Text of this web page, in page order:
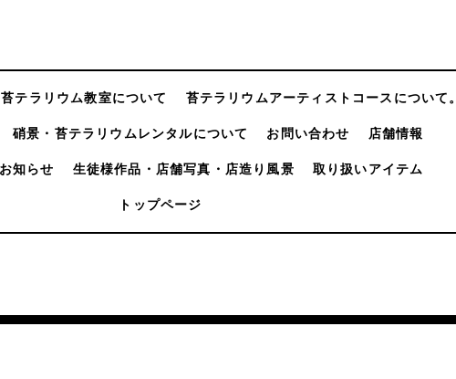
テラリウム教室について 苔テラリウムアーティストコースについて。
硝景・苔テラリウムレンタルについて お問い合わせ 店舗情報
お知らせ 生徒様作品・店舗写真・店造り風景 取り扱いアイテム
トップページ